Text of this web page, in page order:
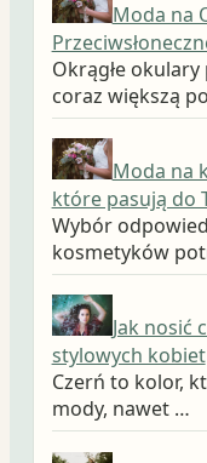
Moda na
Okrągłe okulary
coraz większą
Moda na
które pasują do
Wybór
kosmetyków
Jak nosić
stylowych kobiet
Czerń to kolor,
mody, nawet …